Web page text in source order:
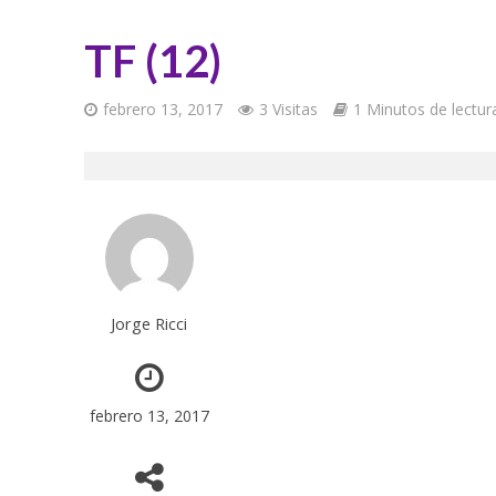
TF (12)
febrero 13, 2017 3 Visitas 1 Minutos de
Jorge Ricci
febrero 13, 2017